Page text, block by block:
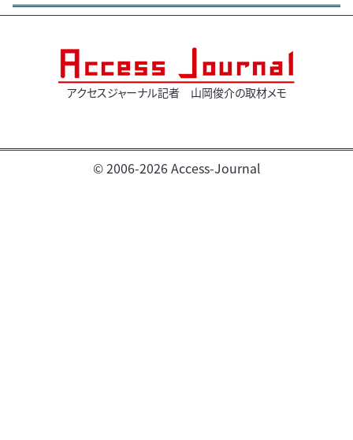
アクセスジャーナル記者 山岡俊介の取材メモ
© 2006-2026 Access-Journal